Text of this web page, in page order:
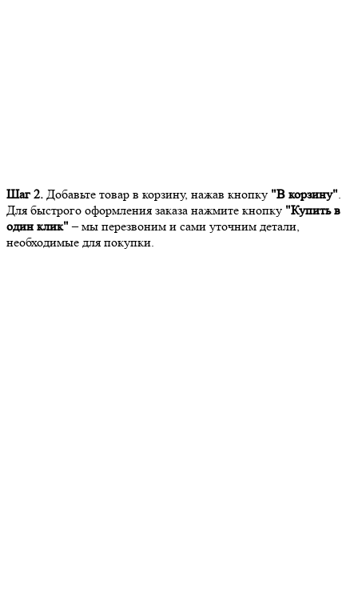
Шаг 2. Добавьте товар в корзину, нажав кнопку "В корзину"
Для быстрого оформления заказа нажмите кнопку "Купить в
один клик" – мы перезвоним и сами уточним детали,
необходимые для покупки.